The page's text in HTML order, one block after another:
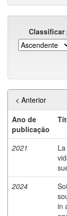
Classificar
< Anterior
Ano de
publicação
2021
2024
in